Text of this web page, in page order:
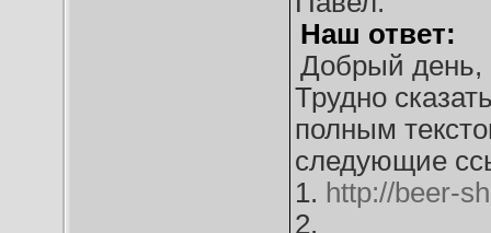
Наш ответ:
Добрый день,
Трудно
полным
следующие
1. http://beer-
2.